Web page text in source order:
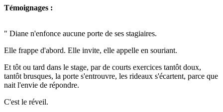
Témoignages :
" Diane n'enfonce aucune porte de ses stagiaires.
Elle frappe d'abord. Elle invite, elle appelle en souriant.
Et tôt ou tard dans le stage, par de courts exercices tantôt doux,
tantôt brusques, la porte s'entrouvre, les rideaux s'écartent, parce que
nait l'envie de répondre.
C'est le réveil.